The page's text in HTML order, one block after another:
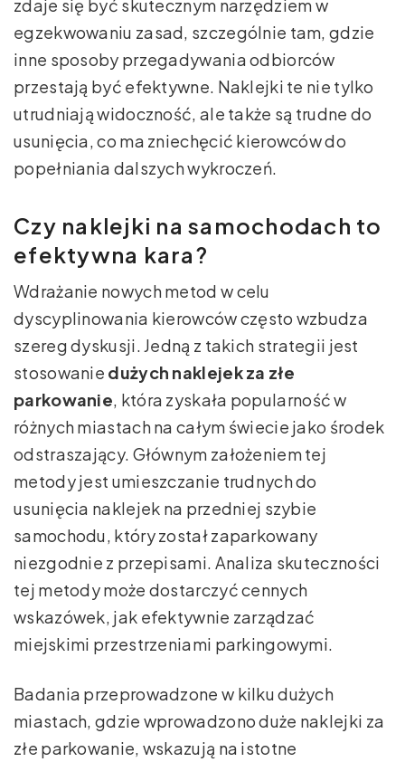
zdaje się być skutecznym narzędziem w
egzekwowaniu zasad, szczególnie tam, gdzie
inne sposoby przegadywania odbiorców
przestają być efektywne. Naklejki te nie tylko
utrudniają widoczność, ale także są trudne do
usunięcia, co ma zniechęcić kierowców do
popełniania dalszych wykroczeń.
Czy naklejki na samochodach to
efektywna kara?
Wdrażanie nowych metod w celu
dyscyplinowania kierowców często wzbudza
szereg dyskusji. Jedną z takich strategii jest
stosowanie dużych naklejek za złe
parkowanie, która zyskała popularność w
różnych miastach na całym świecie jako środek
odstraszający. Głównym założeniem tej
metody jest umieszczanie trudnych do
usunięcia naklejek na przedniej szybie
samochodu, który został zaparkowany
niezgodnie z przepisami. Analiza skuteczności
tej metody może dostarczyć cennych
wskazówek, jak efektywnie zarządzać
miejskimi przestrzeniami parkingowymi.
Badania przeprowadzone w kilku dużych
miastach, gdzie wprowadzono duże naklejki za
złe parkowanie, wskazują na istotne